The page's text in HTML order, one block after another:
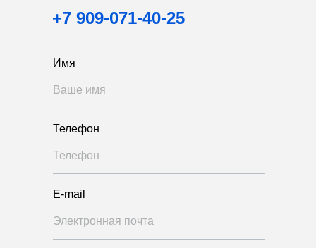
+7 909-071-40-25
Имя
Телефон
E-mail